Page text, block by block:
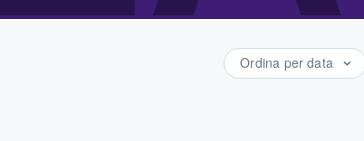
Ordina per data